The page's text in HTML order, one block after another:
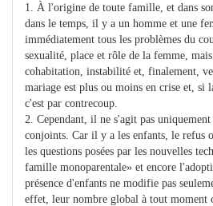
1. À l'origine de toute famille, et dans
dans le temps, il y a un homme et une
immédiatement tous les problèmes du
sexualité, place et rôle de la femme, mais
cohabitation, instabilité et, finalement,
mariage est plus ou moins en crise et, si
c'est par contrecoup.
2. Cependant, il ne s'agit pas
conjoints. Car il y a les enfants, le refus
les questions posées par les nouvelles
famille monoparentale» et encore
présence d'enfants ne modifie pas
effet, leur nombre global à tout moment